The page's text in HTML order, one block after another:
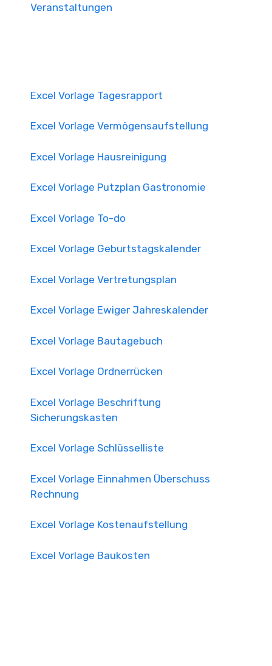
Veranstaltungen
Excel Vorlage Tagesrapport
Excel Vorlage Vermögensaufstellung
Excel Vorlage Hausreinigung
Excel Vorlage Putzplan Gastronomie
Excel Vorlage To-do
Excel Vorlage Geburtstagskalender
Excel Vorlage Vertretungsplan
Excel Vorlage Ewiger Jahreskalender
Excel Vorlage Bautagebuch
Excel Vorlage Ordnerrücken
Excel Vorlage Beschriftung
Sicherungskasten
Excel Vorlage Schlüsselliste
Excel Vorlage Einnahmen Überschuss
Rechnung
Excel Vorlage Kostenaufstellung
Excel Vorlage Baukosten